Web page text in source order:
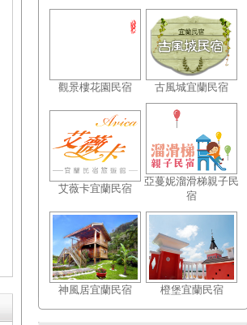
觀景樓花園民宿 古風城宜蘭民宿
艾薇卡宜蘭民宿
亞蔓妮溜滑梯親子民
宿
神風居宜蘭民宿 橙堡宜蘭民宿